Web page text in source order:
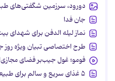
دورود، سرزمین شگفتی‌های
جان فدا
نماز لیله الدفن برای شهدای
طرح اختصاصی تبیان ویژه
فومو؛ غول جیب‌بر فضای
۵ غذای سریع و سالم برای طبیعت‌گردی